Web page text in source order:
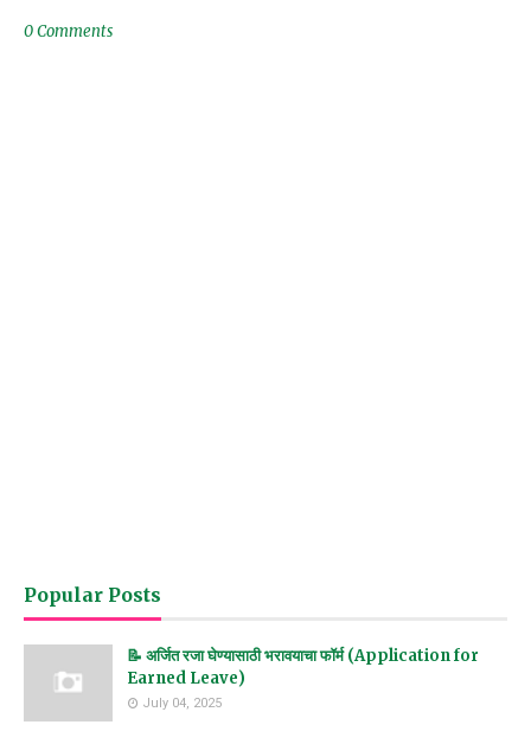
0 Comments
Popular Posts
📝 अर्जित रजा घेण्यासाठी भरावयाचा फॉर्म (Application for
Earned Leave)
July 04, 2025